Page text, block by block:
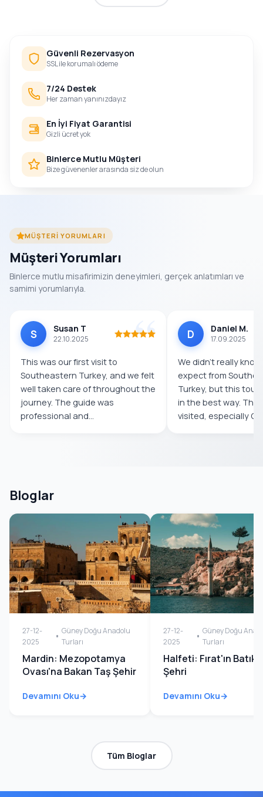
Güvenli Rezervasyon
SSL ile korumalı ödeme
7/24 Destek
Her zaman yanınızdayız
En İyi Fiyat Garantisi
Gizli ücret yok
Binlerce Mutlu Müşteri
Bize güvenenler arasında siz de olun
MÜŞTERI YORUMLARI
Müşteri Yorumları
Binlerce mutlu misafirimizin deneyimleri, gerçek anlatımları ve
samimi yorumlarıyla.
S Susan T
22.10.2025
This was our first visit to
Southeastern Turkey, and we felt
well taken care of throughout the
journey. The guide was
professional and
D Daniel M.
17.09.2025
We didn’t really
expect from
Turkey, but this tour
in the best way. The
visited, especially
Bloglar
27-12-
2025
Güney Doğu Anadolu
Turları
Mardin: Mezopotamya
Ovası'na Bakan Taş Şehir
Devamını Oku
27-12-
2025
Güney Doğu
Turları
Halfeti: Fırat'ın Batık
Şehri
Devamını Oku
Tüm Bloglar